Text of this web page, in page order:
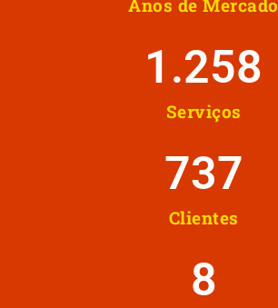
Anos de Mercado
Serviços
1.258
Clientes
737
8